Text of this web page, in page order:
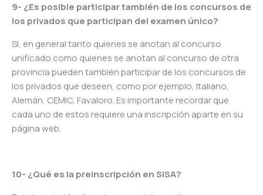
9- ¿Es posible participar también de los concursos de
los privados que participan del examen único?
Sí, en general tanto quienes se anotan al concurso
unificado como quienes se anotan al concurso de otra
provincia pueden también participar de los concursos de
los privados que deseen, como por ejemplo, Italiano,
Alemán, CEMIC, Favaloro. Es importante recordar que
cada uno de estos requiere una inscripción aparte en su
página web.
10- ¿Qué es la preinscripción en SISA?